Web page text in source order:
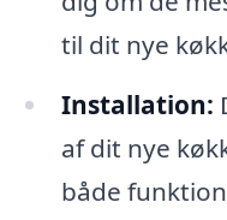
til dit nye
Installation:
af dit nye
både